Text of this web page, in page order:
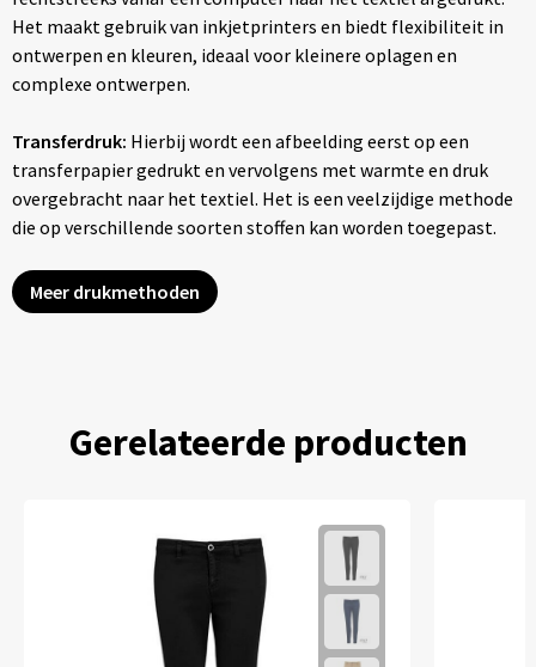
Het maakt gebruik van inkjetprinters en biedt flexibiliteit in
ontwerpen en kleuren, ideaal voor kleinere oplagen en
complexe ontwerpen.
Transferdruk: Hierbij wordt een afbeelding eerst op een
transferpapier gedrukt en vervolgens met warmte en druk
overgebracht naar het textiel. Het is een veelzijdige methode
die op verschillende soorten stoffen kan worden toegepast.
Meer drukmethoden
Gerelateerde producten